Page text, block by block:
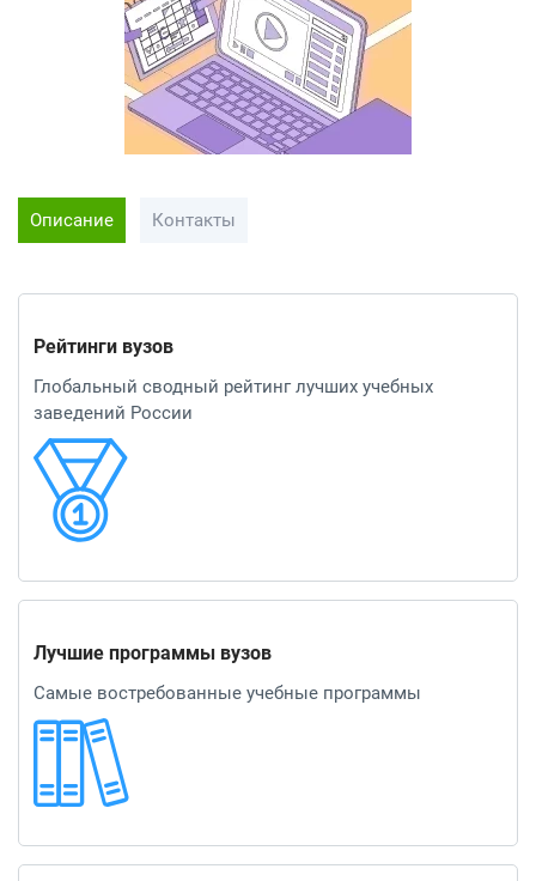
Описание Контакты
Рейтинги вузов
Глобальный сводный рейтинг лучших учебных
заведений России
Лучшие программы вузов
Самые востребованные учебные программы